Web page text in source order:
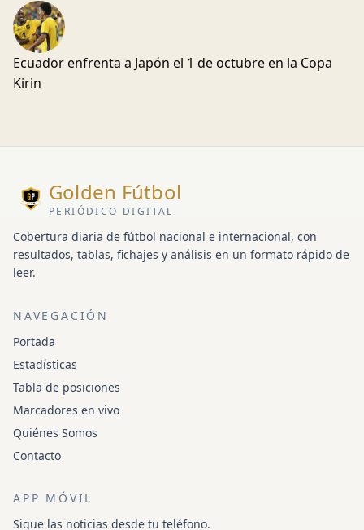
Ecuador enfrenta a Japón el 1 de octubre en la Copa
Kirin
Golden Fútbol
PERIÓDICO DIGITAL
Cobertura diaria de fútbol nacional e internacional, con
resultados, tablas, fichajes y análisis en un formato rápido de
leer.
NAVEGACIÓN
Portada
Estadísticas
Tabla de posiciones
Marcadores en vivo
Quiénes Somos
Contacto
APP MÓVIL
Sigue las noticias desde tu teléfono.